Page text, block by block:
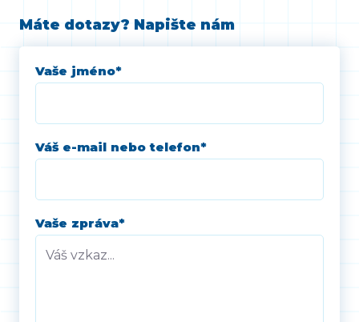
Máte dotazy? Napište nám
Vaše jméno*
Váš e-mail nebo telefon*
Vaše zpráva*